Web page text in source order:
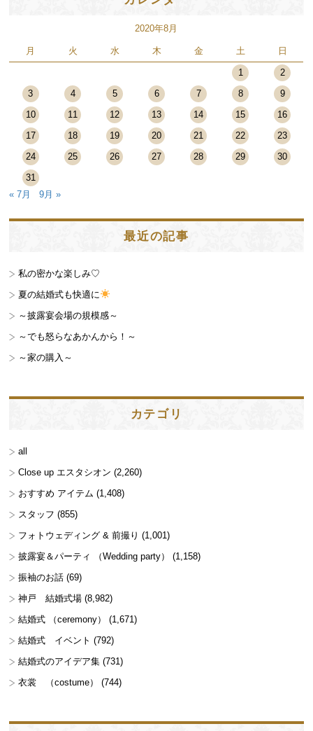
2020年8月
月 火 水 木 金 土 日
1
2
3
4 5 6 7 8
9
10
11 12 13 14 15
16
17
18 19 20 21 22
23
24
25 26 27 28 29
30
31
« 7月
9月 »
最近の記事
私の密かな楽しみ♡
夏の結婚式も快適に
～披露宴会場の規模感～
～でも怒らなあかんから！～
～家の購入～
カテゴリ
all
Close up エスタシオン (2,260)
おすすめ アイテム (1,408)
スタッフ (855)
フォトウェディング & 前撮り (1,001)
披露宴＆パーティ （Wedding party）
(1,158)
振袖のお話 (69)
神戸 結婚式場 (8,982)
結婚式 （ceremony）
(1,671)
結婚式 イベント (792)
結婚式のアイデア集 (731)
衣裳 （costume）
(744)